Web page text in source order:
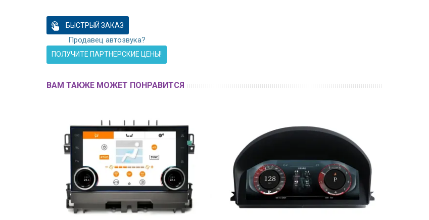
БЫСТРЫЙ ЗАКАЗ
Продавец автозвука?
ПОЛУЧИТЕ ПАРТНЕРСКИЕ ЦЕНЫ!
ВАМ ТАКЖЕ МОЖЕТ ПОНРАВИТСЯ